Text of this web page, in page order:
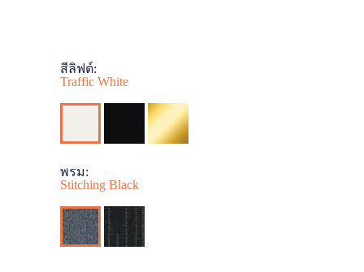
สีลิฟต์:
Traffic White
พรม:
Stitching Black